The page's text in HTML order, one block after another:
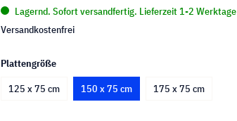
Lagernd. Sofort versandfertig. Lieferzeit 1-2 Werktage
Versandkostenfrei
Plattengröße
125 x 75 cm
150 x 75 cm 175 x 75 cm